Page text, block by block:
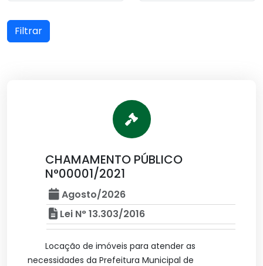
Filtrar
CHAMAMENTO PÚBLICO
N°00001/2021
Agosto/2026
Lei N° 13.303/2016
Locação de imóveis para atender as
necessidades da Prefeitura Municipal de